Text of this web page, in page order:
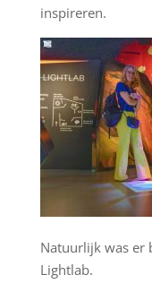
inspireren.
Natuurlijk was er
Lightlab.